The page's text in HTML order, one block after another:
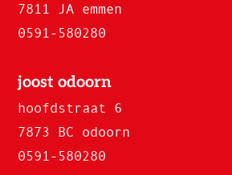
7811 JA emmen
0591-580280
joost odoorn
hoofdstraat 6
7873 BC odoorn
0591-580280